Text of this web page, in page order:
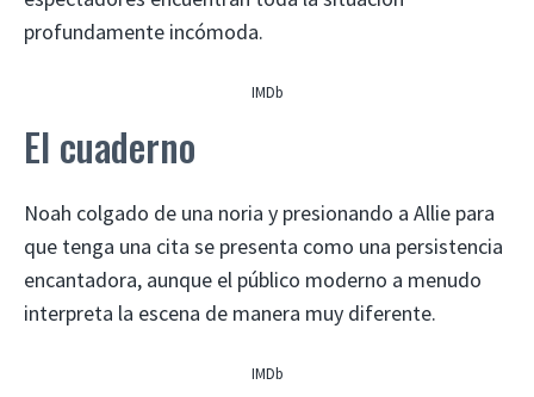
profundamente incómoda.
IMDb
El cuaderno
Noah colgado de una noria y presionando a Allie para
que tenga una cita se presenta como una persistencia
encantadora, aunque el público moderno a menudo
interpreta la escena de manera muy diferente.
IMDb